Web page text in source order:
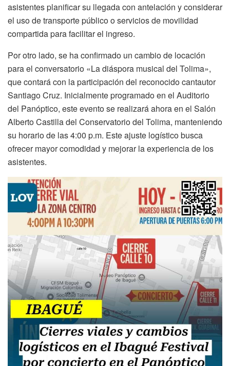
asistentes planificar su llegada con antelación y considerar
el uso de transporte público o servicios de movilidad
compartida para facilitar el ingreso.
Por otro lado, se ha confirmado un cambio de locación
para el conversatorio «La diáspora musical del Tolima»,
que contará con la participación del reconocido cantautor
Santiago Cruz. Inicialmente programado en el Auditorio
del Panóptico, este evento se realizará ahora en el Salón
Alberto Castilla del Conservatorio del Tolima, manteniendo
su horario de las 4:00 p.m. Este ajuste logístico busca
ofrecer mayor comodidad y mejorar la experiencia de los
asistentes.